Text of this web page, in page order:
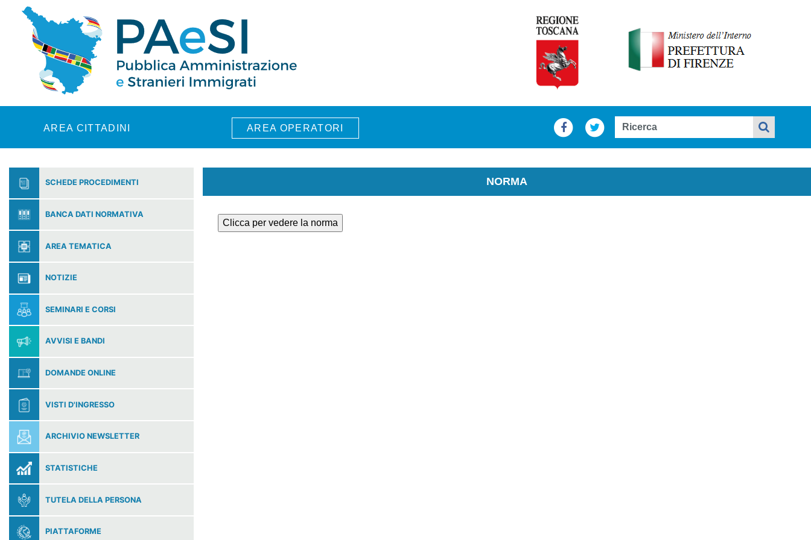
Skip to main content
AREA CITTADINI AREA OPERATORI
SCHEDE PROCEDIMENTI
BANCA DATI NORMATIVA
AREA TEMATICA
NOTIZIE
SEMINARI E CORSI
AVVISI E BANDI
DOMANDE ONLINE
VISTI D'INGRESSO
ARCHIVIO NEWSLETTER
STATISTICHE
TUTELA DELLA PERSONA
PIATTAFORME
NORMA
Clicca per vedere la norma